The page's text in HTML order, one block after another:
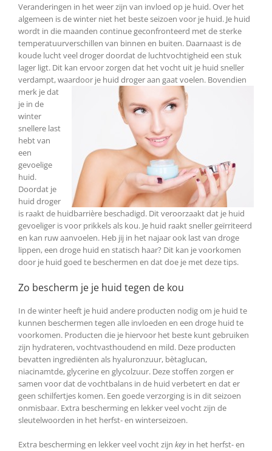
Veranderingen in het weer zijn van invloed op je huid. Over het
algemeen is de winter niet het beste seizoen voor je huid. Je huid
wordt in die maanden continue geconfronteerd met de sterke
temperatuurverschillen van binnen en buiten. Daarnaast is de
koude lucht veel droger doordat de luchtvochtigheid een stuk
lager ligt. Dit kan ervoor zorgen dat het vocht uit je huid sneller
verdampt, waardoor je huid droger aan gaat voelen. Bovendien
merk je dat
je in de
winter
snellere last
hebt van
een
gevoelige
huid.
Doordat je
huid droger
is raakt de huidbarrière beschadigd. Dit veroorzaakt dat je huid
gevoeliger is voor prikkels als kou. Je huid raakt sneller geïrriteerd
en kan ruw aanvoelen. Heb jij in het najaar ook last van droge
lippen, een droge huid en statisch haar? Dit kan je voorkomen
door je huid goed te beschermen en dat doe je met deze tips.
Zo bescherm je je huid tegen de kou
In de winter heeft je huid andere producten nodig om je huid te
kunnen beschermen tegen alle invloeden en een droge huid te
voorkomen. Producten die je hiervoor het beste kunt gebruiken
zijn hydrateren, vochtvasthoudend en mild. Deze producten
bevatten ingrediënten als hyaluronzuur, bètaglucan,
niacinamtde, glycerine en glycolzuur. Deze stoffen zorgen er
samen voor dat de vochtbalans in de huid verbetert en dat er
geen schilfertjes komen. Een goede verzorging is in dit seizoen
onmisbaar. Extra bescherming en lekker veel vocht zijn de
sleutelwoorden in het herfst- en winterseizoen.
Extra bescherming en lekker veel vocht zijn keyin het herfst- en